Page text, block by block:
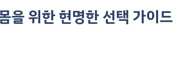
을 위한 현명한 선택 가이드